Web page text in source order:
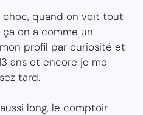
quand on voit tout
on a comme un
profil par curiosité et
ans et encore je me
tard.
long, le comptoir